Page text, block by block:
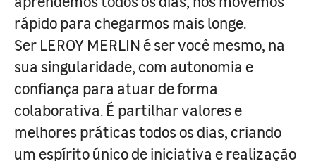
rápido para chegarmos mais longe.
Ser LEROY MERLIN é ser você mesmo, na
sua singularidade, com autonomia e
confiança para atuar de forma
colaborativa. É partilhar valores e
melhores práticas todos os dias, criando
um espírito único de iniciativa e realização